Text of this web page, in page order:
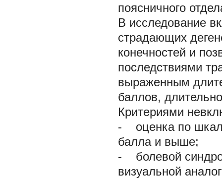
поясничного
В исследование
страдающих
конечностей и
последствиями
выраженным
баллов,
Критериями
- оценка по
балла и выше;
- болевой
визуальной